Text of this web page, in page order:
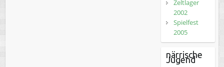
Zeltlager
2002
Spielfest
2005
närrische
Jugend